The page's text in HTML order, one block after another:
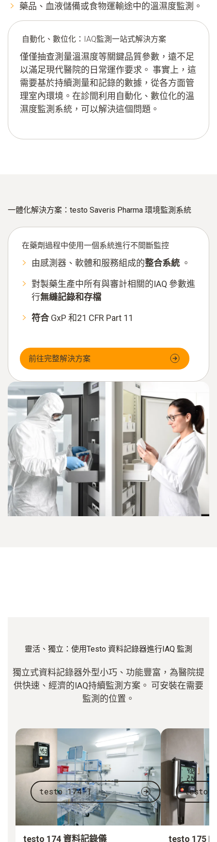
藥品、血液儲備或食物運輸途中的溫濕度監測。
自動化、數位化：IAQ監測一站式解決方案
僅僅抽查測量溫濕度等關鍵品質參數，遠不足
以滿足現代醫院的日常運作要求。 事實上，這
需要基於持續測量和記錄的數據，從各方面管
理室內環境。在診間利用自動化、數位化的溫
濕度監測系統，可以解決這個問題。
一體化解決方案：testo Saveris Pharma 環境監測系統
在藥劑過程中使用一個系統進行不間斷監控
由感測器、軟體和服務組成的整合系統 。
對製藥生產中所有與審計相關的IAQ 參數進
行無縫記錄和存檔
符合GxP 和21 CFR Part 11
前往完整解決方案
靈活、獨立：使用Testo 資料記錄器進行IAQ 監測
獨立式資料記錄器外型小巧、功能豐富，為醫院提
供快速、經濟的IAQ持續監測方案。 可安裝在需要
監測的位置。
testo 174 T
testo 174 資料記錄儀
testo
testo 175